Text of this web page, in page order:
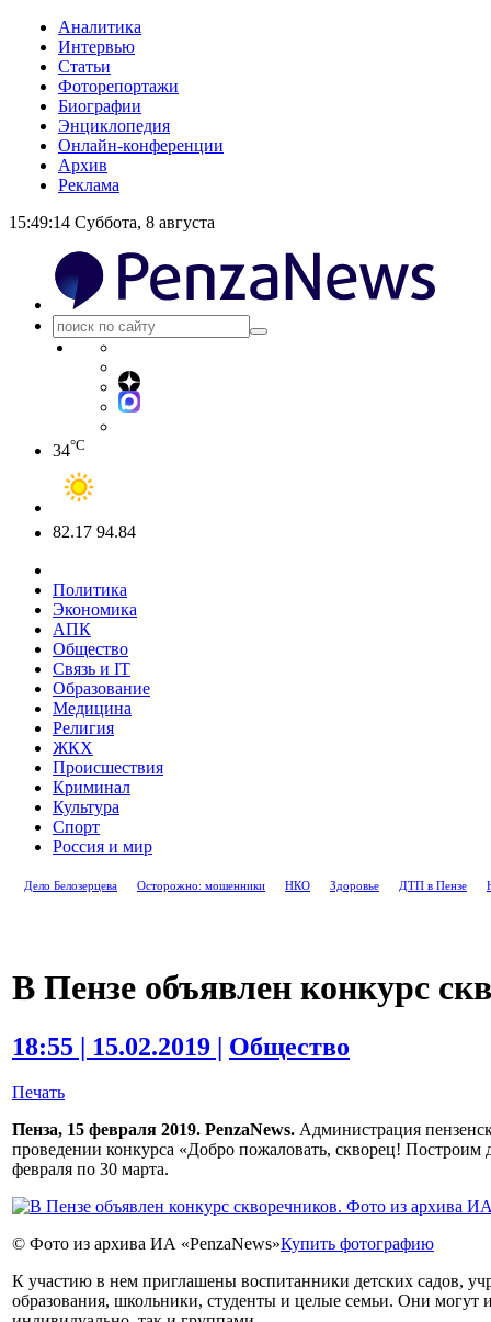
Аналитика
Интервью
Статьи
Фоторепортажи
Биографии
Энциклопедия
Онлайн-конференции
Архив
Реклама
15:49:14 Суббота, 8 августа
34°C
82.17 94.84
Политика
Экономика
АПК
Общество
Связь и IT
Образование
Медицина
Религия
ЖКХ
Происшествия
Криминал
Культура
Спорт
Россия и мир
Дело Белозерцева Осторожно: мошенники НКО Здоровье ДТП в Пензе
В Пензе объявлен конкурс
18:55 | 15.02.2019 | Общество
Печать
Пенза, 15 февраля 2019. PenzaNews. Администрация
проведении конкурса «Добро пожаловать, скворец! Построим
февраля по 30 марта.
© Фото из архива ИА «PenzaNews»Купить фотографию
К участию в нем приглашены воспитанники детских садов,
образования, школьники, студенты и целые семьи. Они могут